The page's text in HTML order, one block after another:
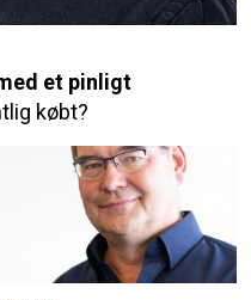
et pinligt
købt?